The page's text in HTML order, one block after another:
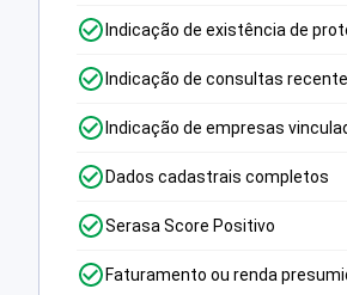
Indicação de existência de
Indicação de consultas
Indicação de empresas
Dados cadastrais completos
Serasa Score Positivo
Faturamento ou renda